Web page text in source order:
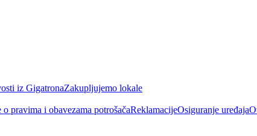
iz GigatronaZakupljujemo lokale
o pravima i obavezama potrošačaReklamacijeOsiguranje uređaja